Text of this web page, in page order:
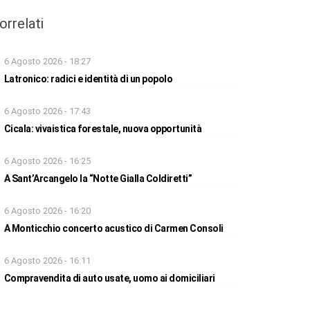
6 Agosto 2026 - 18:27
Latronico: radici e identità di un popolo
6 Agosto 2026 - 17:43
Cicala: vivaistica forestale, nuova opportunità
6 Agosto 2026 - 16:25
A Sant’Arcangelo la “Notte Gialla Coldiretti”
6 Agosto 2026 - 16:20
A Monticchio concerto acustico di Carmen Consoli
6 Agosto 2026 - 16:11
Compravendita di auto usate, uomo ai domiciliari